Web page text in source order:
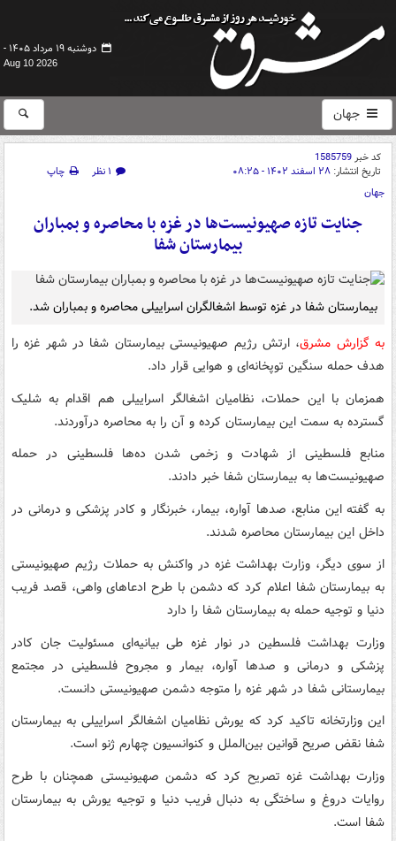
دوشنبه ۱۹ مرداد ۱۴۰۵ -
Aug 10 2026
جهان
کد خبر1585759
تاریخ انتشار: ۲۸ اسفند ۱۴۰۲ - ۰۸:۲۵ ۱ نظر
چاپ
جهان
جنایت تازه صهیونیست‌ها در غزه با محاصره و بمباران
بیمارستان شفا
بیمارستان شفا در غزه توسط اشغالگران اسراییلی محاصره و بمباران شد.
به گزارش مشرق، ارتش رژیم صهیونیستی بیمارستان شفا در شهر غزه را
هدف حمله سنگین توپخانه‌ای و هوایی قرار داد.
همزمان با این حملات، نظامیان اشغالگر اسراییلی هم اقدام به شلیک
گسترده به سمت این بیمارستان کرده و آن را به محاصره درآوردند.
منابع فلسطینی از شهادت و زخمی شدن ده‌ها فلسطینی در حمله
صهیونیست‌ها به بیمارستان شفا خبر دادند.
به گفته این منابع، صدها آواره، بیمار، خبرنگار و کادر پزشکی و درمانی در
داخل این بیمارستان محاصره شدند.
از سوی دیگر، وزارت بهداشت غزه در واکنش به حملات رژیم صهیونیستی
به بیمارستان شفا اعلام کرد که دشمن با طرح ادعاهای واهی، قصد فریب
دنیا و توجیه حمله به بیمارستان شفا را دارد
وزارت بهداشت فلسطین در نوار غزه طی بیانیه‌ای مسئولیت جان کادر
پزشکی و درمانی و صدها آواره، بیمار و مجروح فلسطینی در مجتمع
بیمارستانی شفا در شهر غزه را متوجه دشمن صهیونیستی دانست.
این وزارتخانه تاکید کرد که یورش نظامیان اشغالگر اسراییلی به بیمارستان
شفا نقض صریح قوانین بین‌الملل و کنوانسیون چهارم ژنو است.
وزارت بهداشت غزه تصریح کرد که دشمن صهیونیستی همچنان با طرح
روایات دروغ و ساختگی به دنبال فریب دنیا و توجیه یورش به بیمارستان
شفا است.